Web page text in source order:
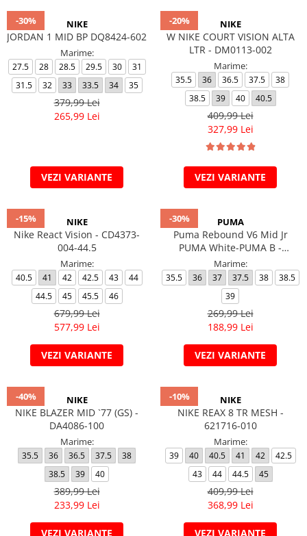
-30% NIKE
JORDAN 1 MID BP DQ8424-602
Marime:
27.5 28 28.5 29.5 30
31
31.5
32 33 33.5 34 35
379,99 Lei
265,99 Lei
VEZI VARIANTE
-20% NIKE
W NIKE COURT VISION ALTA
LTR - DM0113-002
Marime:
35.5 36 36.5 37.5
38
38.5
39 40 40.5
409,99 Lei
327,99 Lei
VEZI VARIANTE
-15% NIKE
Nike React Vision - CD4373-
004-44.5
Marime:
40.5 41 42 42.5 43
44
44.5
45 45.5 46
679,99 Lei
577,99 Lei
VEZI VARIANTE
-30% PUMA
Puma Rebound V6 Mid Jr
PUMA White-PUMA B -
393831-03
Marime:
35.5 36 37 37.5 38
38.5
39
269,99 Lei
188,99 Lei
VEZI VARIANTE
-40% NIKE
NIKE BLAZER MID `77 (GS) -
DA4086-100
Marime:
35.5 36 36.5 37.5
38
38.5
39 40
389,99 Lei
233,99 Lei
VEZI VARIANTE
-10% NIKE
NIKE REAX 8 TR MESH -
621716-010
Marime:
39 40 40.5 41 42
42.5
43
44 44.5 45
409,99 Lei
368,99 Lei
VEZI VARIANTE